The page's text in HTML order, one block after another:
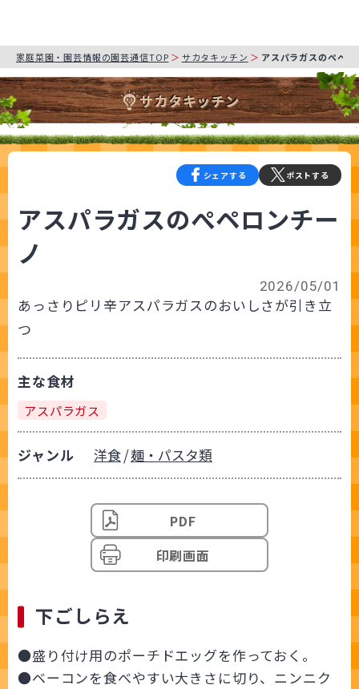
家庭菜園・園芸情報の園芸通信TOP サカタキッチン アスパラガスのぺペロ
サカタキッチン
シェアする ポストする
アスパラガスのぺペロンチー
ノ
2026/05/01
あっさりピリ辛アスパラガスのおいしさが引き立
つ
主な食材
アスパラガス
ジャンル 洋食 麺・パスタ類
PDF
印刷画面
下ごしらえ
●盛り付け用のポーチドエッグを作っておく。
●ベーコンを食べやすい大きさに切り、ニンニク